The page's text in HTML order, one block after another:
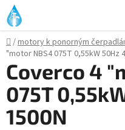
Prejsť
na
obsah
Domov
/motory k ponorným
"motor NBS4 075T 0,55kW 50Hz
Coverco 4
075T
1500N